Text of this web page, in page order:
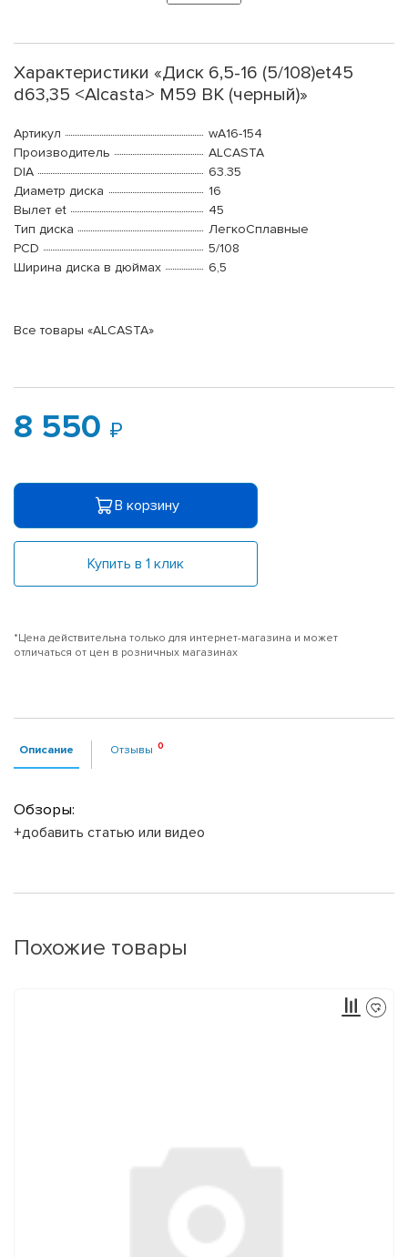
Характеристики «Диск 6,5-16 (5/108)et45
d63,35 <Alcasta> M59 BK (черный)»
Артикул
wA16-154
Производитель
ALCASTA
DIA
63.35
Диаметр диска
16
Вылет et
45
Тип диска
ЛегкоСплавные
PCD
5/108
Ширина диска в дюймах
6,5
Все товары «ALCASTA»
8 550
В корзину
Купить в 1 клик
*Цена действительна только для интернет-магазина и может
отличаться от цен в розничных магазинах
Описание Отзывы
Обзоры:
+добавить статью или видео
Похожие товары